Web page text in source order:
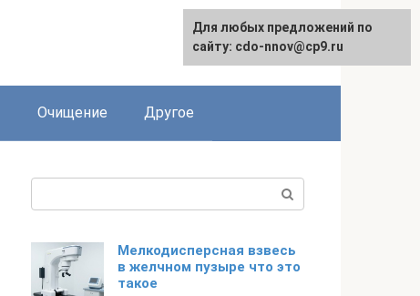
Очищение Другое
Мелкодисперсная взвесь
в желчном пузыре что это
такое
Для любых предложений по
сайту: cdo-nnov@cp9.ru